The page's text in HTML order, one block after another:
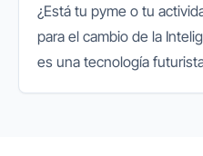
¿Está tu pyme o tu
para el cambio de la
es una tecnología